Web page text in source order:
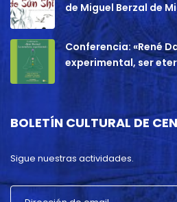
de Miguel Berzal de
Conferencia: «René
experimental, ser
BOLETÍN CULTURAL DE
Sigue nuestras actividades.